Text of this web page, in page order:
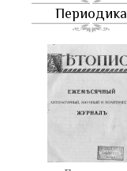
Периодика